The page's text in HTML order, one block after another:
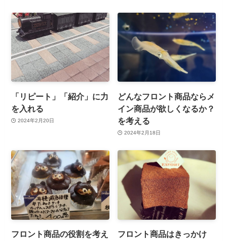
「リピート」「紹介」に力
を入れる
2024年2月20日
どんなフロント商品ならメ
イン商品が欲しくなるか？
を考える
2024年2月18日
フロント商品の役割を考え
フロント商品はきっかけ